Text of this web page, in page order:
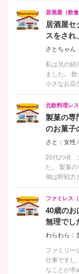
居酒屋（飲食
居酒屋セ
スをされ
さとちゃん
私は兄の紹
ました。
小さなお店
北欧料理レ
製菓の専
のお菓
さと：女性
20代の頃、
た。 製菓
側は即戦力
ファミレス（
40歳の
無理でし
わらわら：
ファミリー
仕事ですし
なことが求